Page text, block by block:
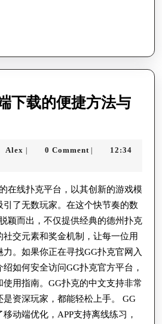
下载的便捷方法与
Alex Alex
| 0 Comment |
12:34
在线扑克平台，以其创新的游戏模
了无数玩家。在这个快节奏的数
颖而出，不仅提供经典的德州扑克
交元素和奖金机制，让每一位用
力。如果你正在寻找GG扑克官网入
如何安全访问GG扑克官方平台，
使用指南。GG扑克的中文支持非常
是资深玩家，都能轻松上手。 GG
动端优化，APP支持离线练习，